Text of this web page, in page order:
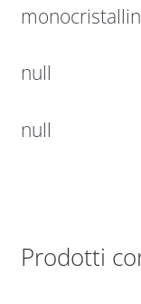
null
null
Prodotti